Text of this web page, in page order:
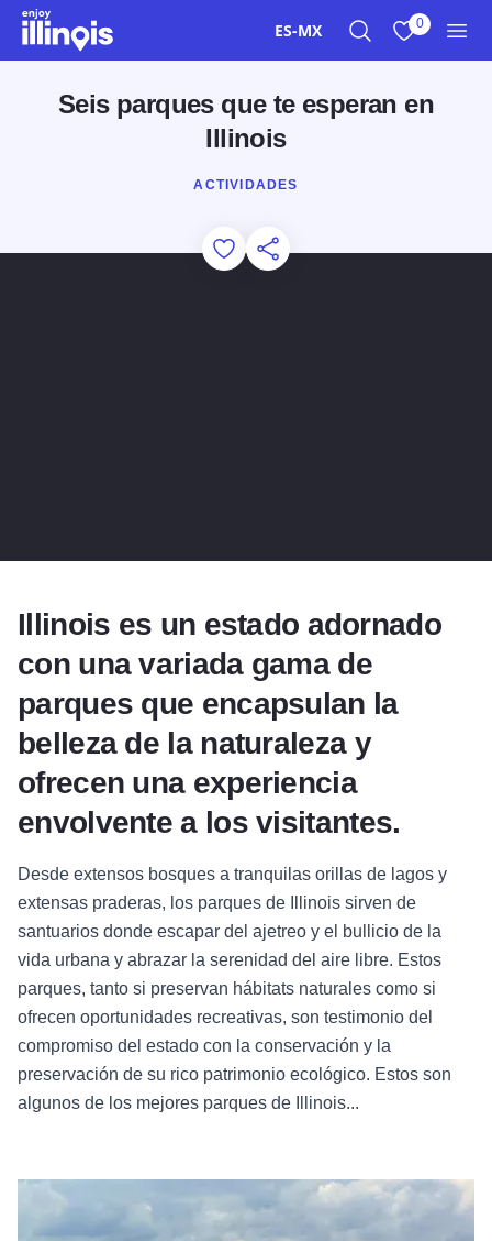
Ir al contenido principal
ES-MX 0
Seis parques que te esperan en
Illinois
ACTIVIDADES
Add to Favorites
Compartir esta página
Illinois es un estado adornado
con una variada gama de
parques que encapsulan la
belleza de la naturaleza y
ofrecen una experiencia
envolvente a los visitantes.
Desde extensos bosques a tranquilas orillas de lagos y
extensas praderas, los parques de Illinois sirven de
santuarios donde escapar del ajetreo y el bullicio de la
vida urbana y abrazar la serenidad del aire libre. Estos
parques, tanto si preservan hábitats naturales como si
ofrecen oportunidades recreativas, son testimonio del
compromiso del estado con la conservación y la
preservación de su rico patrimonio ecológico. Estos son
algunos de los mejores parques de Illinois...